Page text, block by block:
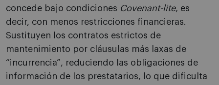
concede bajo condiciones Covenant-lite, es
decir, con menos restricciones financieras.
Sustituyen los contratos estrictos de
mantenimiento por cláusulas más laxas de
“incurrencia”, reduciendo las obligaciones de
información de los prestatarios, lo que dificulta